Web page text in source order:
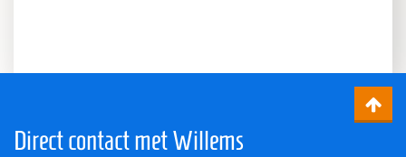
Direct contact met Willems